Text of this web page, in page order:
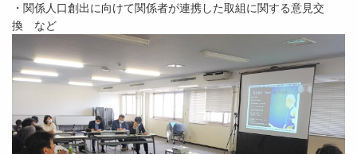
・関係人口創出に向けて関係者が連携した取組に関する意見交
換 など